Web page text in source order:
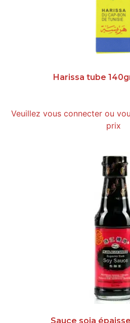
Harissa tube
Veuillez vous connecter ou
prix
Sauce soja